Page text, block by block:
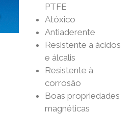
PTFE
Atóxico
Antiaderente
Resistente a ácidos
e álcalis
Resistente à
corrosão
Boas propriedades
magnéticas